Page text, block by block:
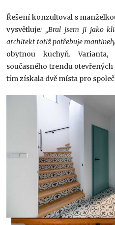
Řešení konzultoval s
vysvětluje: „Bral jsem ji jako
architekt totiž potřebuje
obytnou kuchyň.
současného trendu
tím získala dvě místa pro